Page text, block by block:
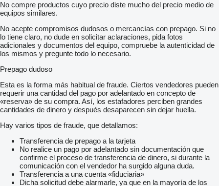
No compre productos cuyo precio diste mucho del precio medio de
equipos similares.
No acepte compromisos dudosos o mercancías con prepago. Si no
lo tiene claro, no dude en solicitar aclaraciones, pida fotos
adicionales y documentos del equipo, compruebe la autenticidad de
los mismos y pregunte todo lo necesario.
Prepago dudoso
Esta es la forma más habitual de fraude. Ciertos vendedores pueden
requerir una cantidad del pago por adelantado en concepto de
«reserva» de su compra. Así, los estafadores perciben grandes
cantidades de dinero y después desaparecen sin dejar huella.
Hay varios tipos de fraude, que detallamos:
Transferencia de prepago a la tarjeta
No realice un pago por adelantado sin documentación que
confirme el proceso de transferencia de dinero, si durante la
comunicación con el vendedor ha surgido alguna duda.
Transferencia a una cuenta «fiduciaria»
Dicha solicitud debe alarmarle, ya que en la mayoría de los